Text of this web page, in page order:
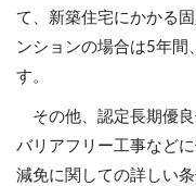
て、新築住宅にかかる
ンションの場合は5年間
す。
その他、認定長期優
バリアフリー工事など
減免に関しての詳しい